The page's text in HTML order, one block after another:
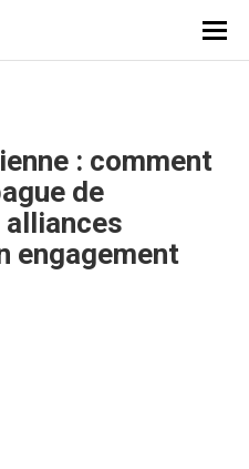
: comment
de
engagement